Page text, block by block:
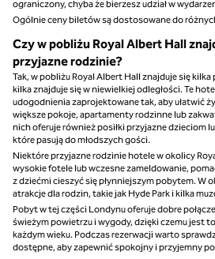
ograniczony, chyba że bierzesz udział w
Ogólnie ceny biletów są dostosowane do
Czy w pobliżu Royal Albert Hall
przyjazne rodzinie?
Tak, w pobliżu Royal Albert Hall znajduje się
kilka znajduje się w niewielkiej odległości. Te
udogodnienia zaprojektowane tak, aby ułatwić
większe pokoje, apartamenty rodzinne lub
nich oferuje również posiłki przyjazne dzieciom
które pasują do młodszych gości.
Niektóre przyjazne rodzinie hotele w okolicy
wysokie fotele lub wczesne zameldowanie,
z dziećmi cieszyć się płynniejszym pobytem. W
atrakcje dla rodzin, takie jak Hyde Park i kilka
Pobyt w tej części Londynu oferuje dobre
świeżym powietrzu i wygody, dzięki czemu jest
każdym wieku. Podczas rezerwacji warto
dostępne, aby zapewnić spokojny i przyjemny